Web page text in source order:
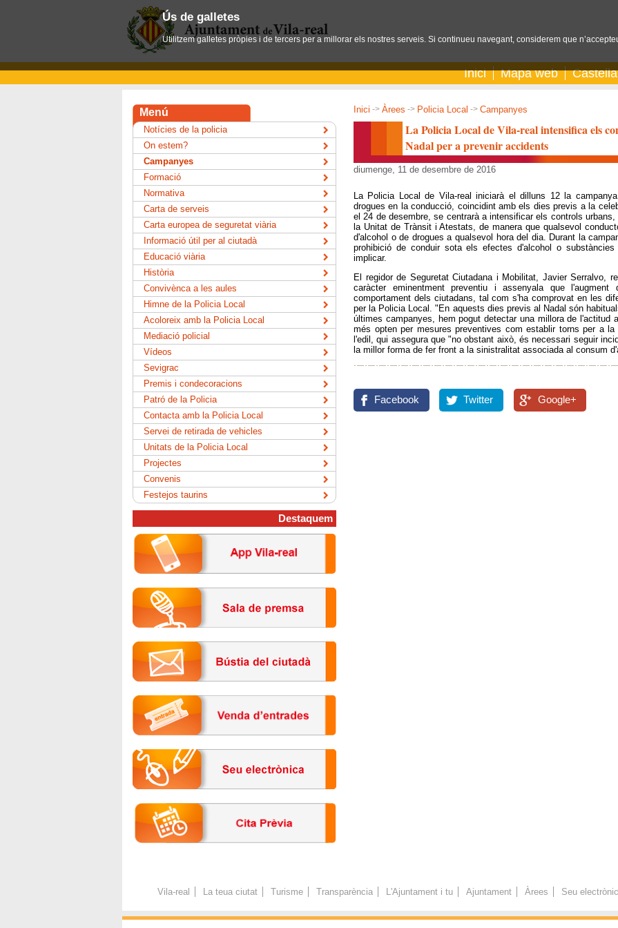
Inici Mapa web
Inici -> Àrees -> Policia Local -> Campanyes
La Policia Local de Vila-real intensifica els
Nadal per a prevenir accidents
diumenge, 11 de desembre de 2016
La Policia Local de Vila-real iniciarà el dilluns 12 la
drogues en la conducció, coincidint amb els dies previs a la
el 24 de desembre, se centrarà a intensificar els controls
la Unitat de Trànsit i Atestats, de manera que qualsevol
d'alcohol o de drogues a qualsevol hora del dia. Durant la
prohibició de conduir sota els efectes d'alcohol o
implicar.
El regidor de Seguretat Ciutadana i Mobilitat, Javier Serralvo,
caràcter eminentment preventiu i assenyala que
comportament dels ciutadans, tal com s'ha comprovat en les
per la Policia Local. "En aquests dies previs al Nadal són
últimes campanyes, hem pogut detectar una millora de l'actitud
més opten per mesures preventives com establir torns per a
l'edil, qui assegura que "no obstant això, és necessari seguir
la millor forma de fer front a la sinistralitat associada al consum
Facebook Twitter Google+
Menú
Notícies de la policia
On estem?
Campanyes
Formació
Normativa
Carta de serveis
Carta europea de seguretat viària
Informació útil per al ciutadà
Educació viària
Història
Convivènca a les aules
Himne de la Policia Local
Acoloreix amb la Policia Local
Mediació policial
Vídeos
Sevigrac
Premis i condecoracions
Patró de la Policia
Contacta amb la Policia Local
Servei de retirada de vehicles
Unitats de la Policia Local
Projectes
Convenis
Festejos taurins
Destaquem
Vila-real La teua ciutat Turisme Transparència L'Ajuntament i tu Ajuntament Àrees Seu
Ús de galletes
Utilitzem galletes pròpies i de tercers per a millorar els nostres serveis. Si continueu navegant, considerem que n’accepteu